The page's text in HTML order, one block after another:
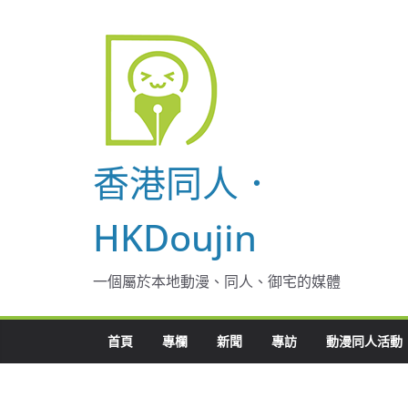
香港同人．
HKDoujin
一個屬於本地動漫、同人、御宅的媒體
首頁 專欄 新聞 專訪 動漫同人活動